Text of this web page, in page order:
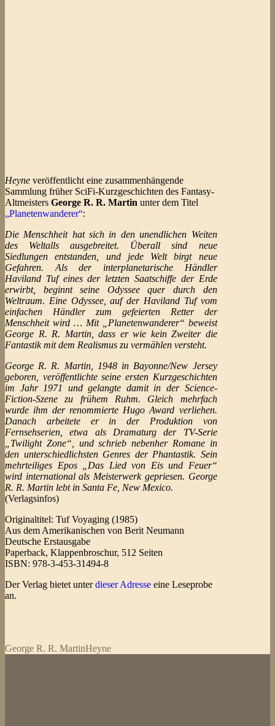
Heyne veröffentlicht eine zusammenhängende
Sammlung früher SciFi-Kurzgeschichten des Fantasy-
Altmeisters George R. R. Martin unter dem Titel
„Planetenwanderer“:
Die Menschheit hat sich in den unendlichen Weiten
des Weltalls ausgebreitet. Überall sind neue
Siedlungen entstanden, und jede Welt birgt neue
Gefahren. Als der interplanetarische Händler
Haviland Tuf eines der letzten Saatschiffe der Erde
erwirbt, beginnt seine Odyssee quer durch den
Weltraum. Eine Odyssee, auf der Haviland Tuf vom
einfachen Händler zum gefeierten Retter der
Menschheit wird … Mit „Planetenwanderer“ beweist
George R. R. Martin, dass er wie kein Zweiter die
Fantastik mit dem Realismus zu vermählen versteht.
George R. R. Martin, 1948 in Bayonne/New Jersey
geboren, veröffentlichte seine ersten Kurzgeschichten
im Jahr 1971 und gelangte damit in der Science-
Fiction-Szene zu frühem Ruhm. Gleich mehrfach
wurde ihm der renommierte Hugo Award verliehen.
Danach arbeitete er in der Produktion von
Fernsehserien, etwa als Dramaturg der TV-Serie
„Twilight Zone“, und schrieb nebenher Romane in
den unterschiedlichsten Genres der Phantastik. Sein
mehrteiliges Epos „Das Lied von Eis und Feuer“
wird international als Meisterwerk gepriesen. George
R. R. Martin lebt in Santa Fe, New Mexico.
(Verlagsinfos)
Originaltitel: Tuf Voyaging (1985)
Aus dem Amerikanischen von Berit Neumann
Deutsche Erstausgabe
Paperback, Klappenbroschur, 512 Seiten
ISBN: 978-3-453-31494-8
Der Verlag bietet unterdieser Adresse eine Leseprobe
an.
George R. R. MartinHeyne